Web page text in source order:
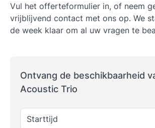
Vul het offerteformulier in, of neem
vrijblijvend contact met ons op. We
de week klaar om al uw vragen te
Ontvang de beschikbaarheid
Acoustic Trio
Starttijd